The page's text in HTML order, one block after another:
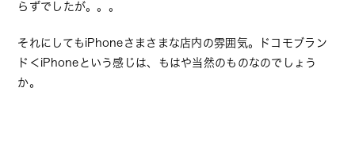
らずでしたが。。。
それにしてもiPhoneさまさまな店内の雰囲気。ドコモブラン
ド＜iPhoneという感じは、もはや当然のものなのでしょう
か。